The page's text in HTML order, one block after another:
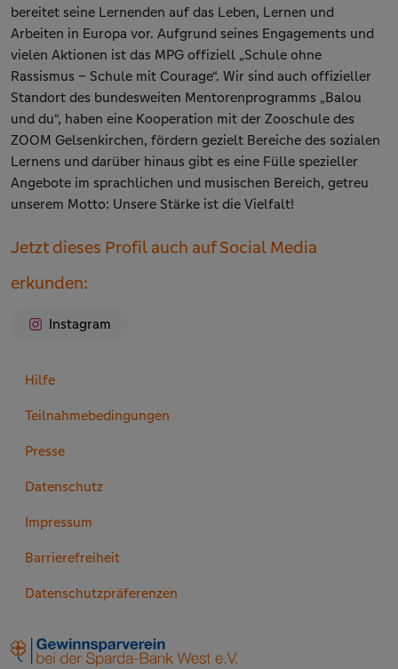
bereitet seine Lernenden auf das Leben, Lernen und
Arbeiten in Europa vor. Aufgrund seines Engagements und
vielen Aktionen ist das MPG offiziell „Schule ohne
Rassismus – Schule mit Courage“. Wir sind auch offizieller
Standort des bundesweiten Mentorenprogramms „Balou
und du“, haben eine Kooperation mit der Zooschule des
ZOOM Gelsenkirchen, fördern gezielt Bereiche des sozialen
Lernens und darüber hinaus gibt es eine Fülle spezieller
Angebote im sprachlichen und musischen Bereich, getreu
unserem Motto: Unsere Stärke ist die Vielfalt!
Jetzt dieses Profil auch auf Social Media
erkunden:
Instagram
Hilfe
Teilnahmebedingungen
Presse
Datenschutz
Impressum
Barrierefreiheit
Datenschutzpräferenzen